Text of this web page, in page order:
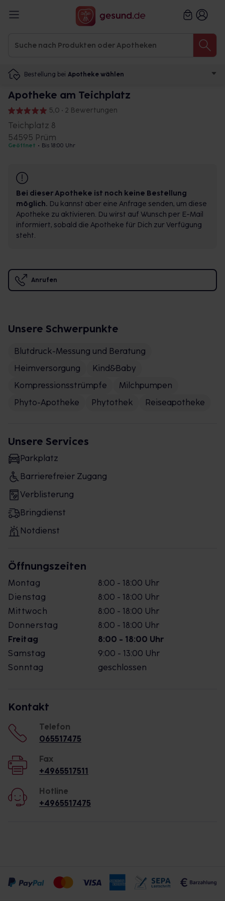
Bestellung bei Apotheke wählen
Apotheke am Teichplatz
5,0 • 2 Bewertungen
Teichplatz 8
54595 Prüm
Geöffnet • Bis 18:00 Uhr
Bei dieser Apotheke ist noch keine Bestellung
möglich. Du kannst aber eine Anfrage senden, um diese
Apotheke zu aktivieren. Du wirst auf Wunsch per E-Mail
informiert, sobald die Apotheke für Dich zur Verfügung
steht.
Anrufen
Unsere Schwerpunkte
Blutdruck-Messung und Beratung
Heimversorgung
Kind&Baby
Kompressionsstrümpfe
Milchpumpen
Phyto-Apotheke
Phytothek Reiseapotheke
Unsere Services
Parkplatz
Barrierefreier Zugang
Verblisterung
Bringdienst
Notdienst
Öffnungszeiten
Montag
8:00 - 18:00 Uhr
Dienstag
8:00 - 18:00 Uhr
Mittwoch
8:00 - 18:00 Uhr
Donnerstag
8:00 - 18:00 Uhr
Freitag
8:00 - 18:00 Uhr
Samstag
9:00 - 13:00 Uhr
Sonntag
geschlossen
Kontakt
Telefon
065517475
Fax
+4965517511
Hotline
+4965517475